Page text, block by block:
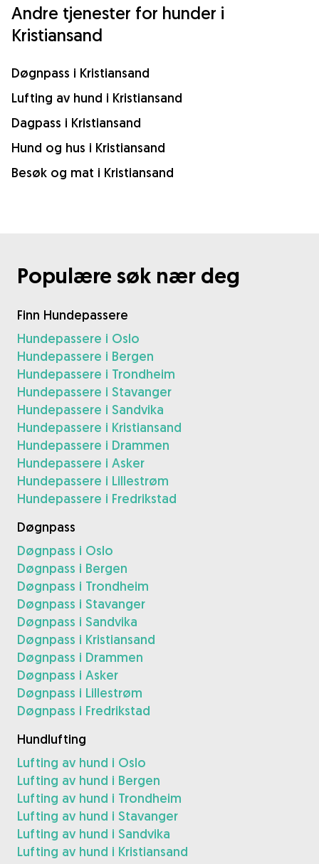
Andre tjenester for hunder i
Kristiansand
Døgnpass i Kristiansand
Lufting av hund i Kristiansand
Dagpass i Kristiansand
Hund og hus i Kristiansand
Besøk og mat i Kristiansand
Populære søk nær deg
Finn Hundepassere
Hundepassere i Oslo
Hundepassere i Bergen
Hundepassere i Trondheim
Hundepassere i Stavanger
Hundepassere i Sandvika
Hundepassere i Kristiansand
Hundepassere i Drammen
Hundepassere i Asker
Hundepassere i Lillestrøm
Hundepassere i Fredrikstad
Døgnpass
Døgnpass i Oslo
Døgnpass i Bergen
Døgnpass i Trondheim
Døgnpass i Stavanger
Døgnpass i Sandvika
Døgnpass i Kristiansand
Døgnpass i Drammen
Døgnpass i Asker
Døgnpass i Lillestrøm
Døgnpass i Fredrikstad
Hundlufting
Lufting av hund i Oslo
Lufting av hund i Bergen
Lufting av hund i Trondheim
Lufting av hund i Stavanger
Lufting av hund i Sandvika
Lufting av hund i Kristiansand